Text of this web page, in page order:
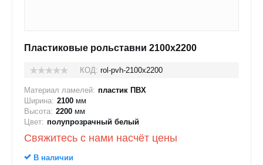
Пластиковые рольставни 2100x2200
КОД: rol-pvh-2100x2200
Материал ламелей: пластик ПВХ
Ширина: 2100 мм
Высота: 2200 мм
Цвет: полупрозрачный белый
Свяжитесь с нами насчёт цены
В наличии